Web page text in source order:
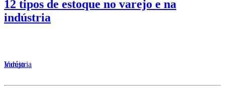
12 tipos de estoque no varejo e na
indústria
Varejo
Indústria